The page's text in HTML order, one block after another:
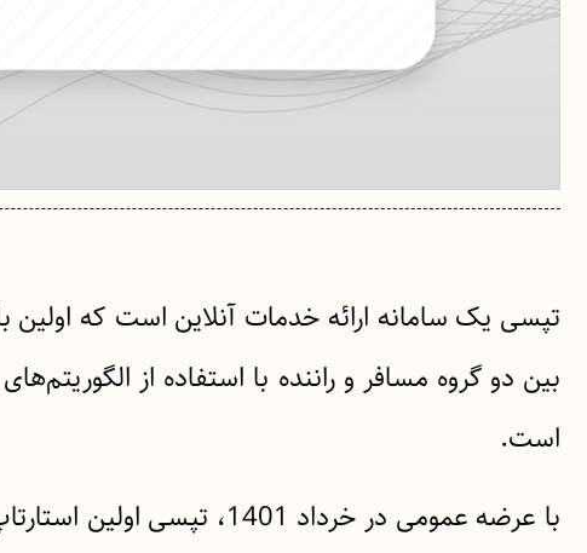
بین دو گروه مسافر و راننده با استفاده از
است.
با عرضه عمومی در خرداد